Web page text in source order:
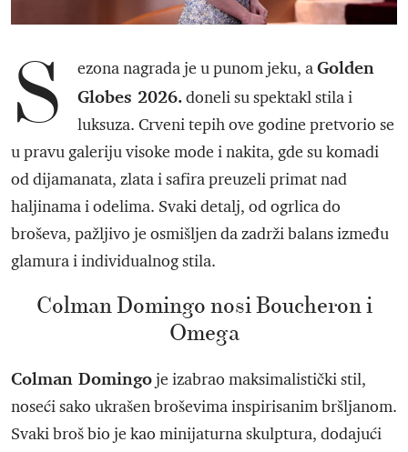
S ezona nagrada je u punom jeku, aGolden
Globes 2026.doneli su spektakl stila i
luksuza. Crveni tepih ove godine pretvorio se
u pravu galeriju visoke mode i nakita, gde su komadi
od dijamanata, zlata i safira preuzeli primat nad
haljinama i odelima. Svaki detalj, od ogrlica do
broševa, pažljivo je osmišljen da zadrži balans između
glamura i individualnog stila.
Colman Domingo nosi Boucheron i
Omega
Colman Domingoje izabrao maksimalistički stil,
noseći sako ukrašen broševima inspirisanim bršljanom.
Svaki broš bio je kao minijaturna skulptura, dodajući